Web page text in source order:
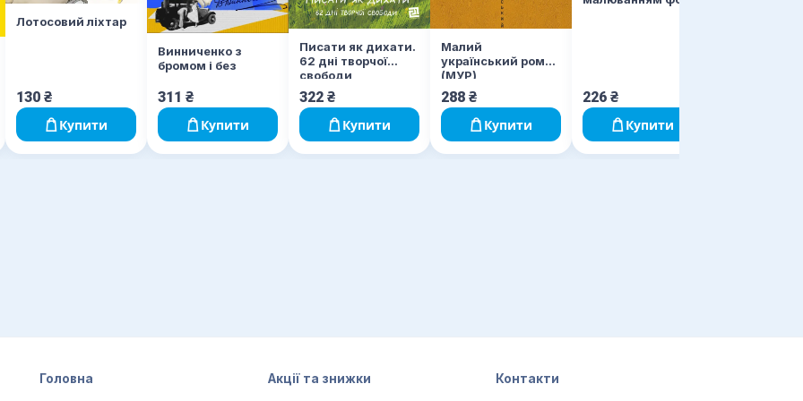
Лотосовий ліхтар
130 ₴
Купити
Винниченко з
бромом і без
311 ₴
Купити
Писати як дихати.
62 дні творчої
свободи
322 ₴
Купити
Малий
український роман
(МУР)
288 ₴
Купити
226 ₴
Купити
Головна Акції та знижки Контакти